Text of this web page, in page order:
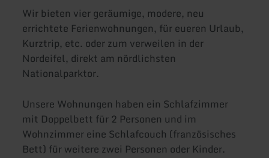
Wir bieten vier geräumige, modere, neu
errichtete Ferienwohnungen, für eueren Urlaub,
Kurztrip, etc. oder zum verweilen in der
Nordeifel, direkt am nördlichsten
Nationalparktor.
Unsere Wohnungen haben ein Schlafzimmer
mit Doppelbett für 2 Personen und im
Wohnzimmer eine Schlafcouch (französisches
Bett) für weitere zwei Personen oder Kinder.